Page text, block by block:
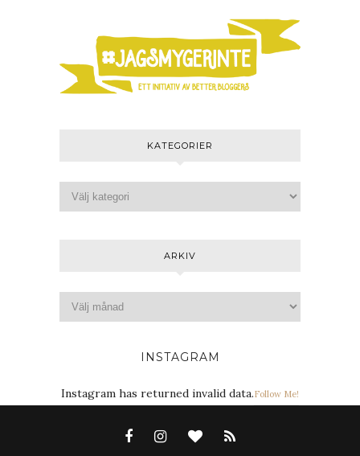
KATEGORIER
ARKIV
INSTAGRAM
Instagram has returned invalid data.Follow Me!